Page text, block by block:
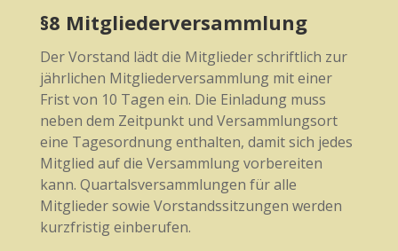
§8 Mitgliederversammlung
Der Vorstand lädt die Mitglieder schriftlich zur
jährlichen Mitgliederversammlung mit einer
Frist von 10 Tagen ein. Die Einladung muss
neben dem Zeitpunkt und Versammlungsort
eine Tagesordnung enthalten, damit sich jedes
Mitglied auf die Versammlung vorbereiten
kann. Quartalsversammlungen für alle
Mitglieder sowie Vorstandssitzungen werden
kurzfristig einberufen.